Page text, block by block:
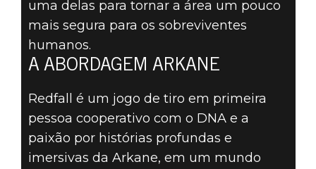
uma delas para tornar a área um pouco
mais segura para os sobreviventes
humanos.
A ABORDAGEM ARKANE
Redfall é um jogo de tiro em primeira
pessoa cooperativo com o DNA e a
paixão por histórias profundas e
imersivas da Arkane, em um mundo